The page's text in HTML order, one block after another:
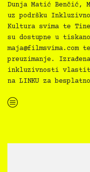
Dunja Matić Benčić,
uz podršku
Kultura svima te
su dostupne u
maja@filmsvima.comte
preuzimanje.
inkluzivnosti
na LINKU za
“Kultura svima — Smjernice za inkluzivne kulturne prakse”